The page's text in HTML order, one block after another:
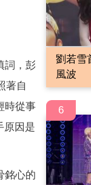
詞，彭
著自
時從事
原因是
銘心的
劉若雪
風波
6